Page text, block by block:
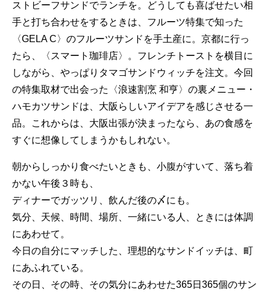
ストビーフサンドでランチを。どうしても喜ばせたい相
手と打ち合わせをするときは、フルーツ特集で知った
〈GELA C〉のフルーツサンドを手土産に。京都に行っ
たら、〈スマート珈琲店〉。フレンチトーストを横目に
しながら、やっぱりタマゴサンドウィッチを注文。今回
の特集取材で出会った〈浪速割烹 和亨〉の裏メニュー・
ハモカツサンドは、大阪らしいアイデアを感じさせる一
品。これからは、大阪出張が決まったなら、あの食感を
すぐに想像してしまうかもしれない。
朝からしっかり食べたいときも、小腹がすいて、落ち着
かない午後３時も、
ディナーでガッツリ、飲んだ後の〆にも。
気分、天候、時間、場所、一緒にいる人、ときには体調
にあわせて。
今日の自分にマッチした、理想的なサンドイッチは、町
にあふれている。
その日、その時、その気分にあわせた365日365個のサン